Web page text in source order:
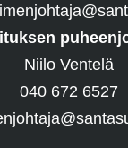
Niilo Ventelä
040 672 6527